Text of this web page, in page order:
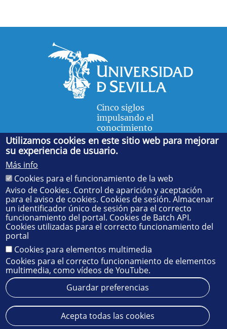
Cinco siglos
impulsando el
conocimiento
FACULTAD DE FÍSICA
Avda. de la Reina Mercedes, s/n. 41012 Sevilla. Tel.:
55 28 91. Administración:administradorfisica@us.es
Secretaría:jsecfisi@us.es- Decanato:ffisaog@us.es
Aviso legal Protección de datos
Cookies
© 2025SIC - Universidad de Sevilla
Utilizamos cookies en este sitio web para mejorar
su experiencia de usuario.
Más info
Cookies para el funcionamiento de la web
Aviso de Cookies. Control de aparición y aceptación
para el aviso de cookies. Cookies de sesión. Almacenar
un identificador único de sesión para el correcto
funcionamiento del portal. Cookies de Batch API.
Cookies utilizadas para el correcto funcionamiento del
portal
Cookies para elementos multimedia
Cookies para el correcto funcionamiento de elementos
multimedia, como vídeos de YouTube.
Guardar preferencias
Acepta todas las cookies